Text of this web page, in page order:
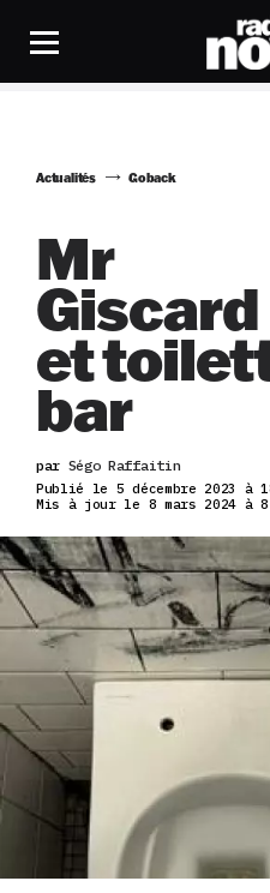
Actualités Goback
Mr
et
bar
par Ségo Raffaitin
Publié le 5 décembre 2023 à
Mis à jour le 8 mars 2024 à